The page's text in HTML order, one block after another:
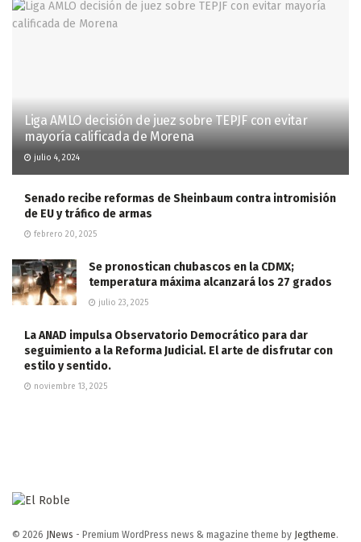
Liga AMLO decisión de juez sobre TEPJF con evitar
mayoría calificada de Morena
julio 4, 2024
Senado recibe reformas de Sheinbaum contra intromisión
de EU y tráfico de armas
febrero 20, 2025
Se pronostican chubascos en la CDMX;
temperatura máxima alcanzará los 27 grados
julio 23, 2025
La ANAD impulsa Observatorio Democrático para dar
seguimiento a la Reforma Judicial. El arte de disfrutar con
estilo y sentido.
noviembre 13, 2025
© 2026 JNews - Premium WordPress news & magazine theme by Jegtheme.